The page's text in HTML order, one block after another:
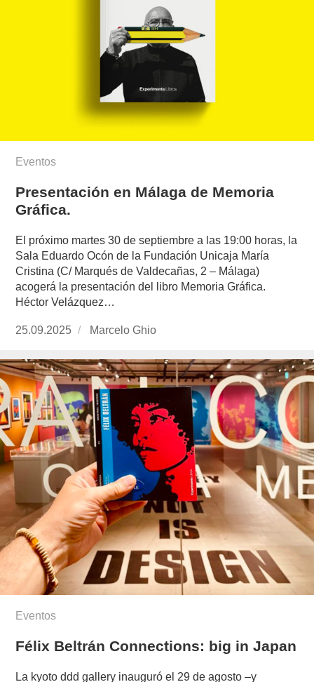
Eventos
Presentación en Málaga de Memoria
Gráfica.
El próximo martes 30 de septiembre a las 19:00 horas, la
Sala Eduardo Ocón de la Fundación Unicaja María
Cristina (C/ Marqués de Valdecañas, 2 – Málaga)
acogerá la presentación del libro Memoria Gráfica.
Héctor Velázquez…
Publicado
25.09.2025
https://www.experimenta.es/author/marcelo-
Marcelo Ghio
Eventos
Félix Beltrán Connections: big in Japan
La kyoto ddd gallery inauguró el 29 de agosto –y